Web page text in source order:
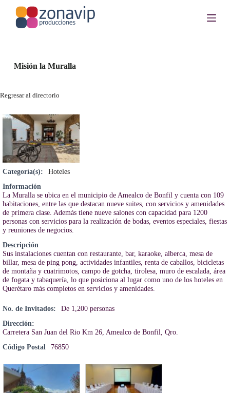
o
n
e
n
i
d
o
Misión la Muralla
Regresar al directorio
Categoría(s):
Hoteles
Información
La Muralla se ubica en el municipio de Amealco de Bonfil y cuenta con 109
habitaciones, entre las que destacan nueve suites, con servicios y amenidades
de primera clase. Además tiene nueve salones con capacidad para 1200
personas con servicios para la realización de bodas, eventos especiales, fiestas
y reuniones de negocios.
Descripción
Sus instalaciones cuentan con restaurante, bar, karaoke, alberca, mesa de
billar, mesa de ping pong, actividades infantiles, renta de caballos, bicicletas
de montaña y cuatrimotos, campo de gotcha, tirolesa, muro de escalada, área
de fogata y tabaquería, lo que posiciona al lugar como uno de los hoteles en
Querétaro más completos en servicios y amenidades.
No. de Invitados:
De 1,200 personas
Dirección:
Carretera San Juan del Rio Km 26, Amealco de Bonfil, Qro.
Código Postal
76850